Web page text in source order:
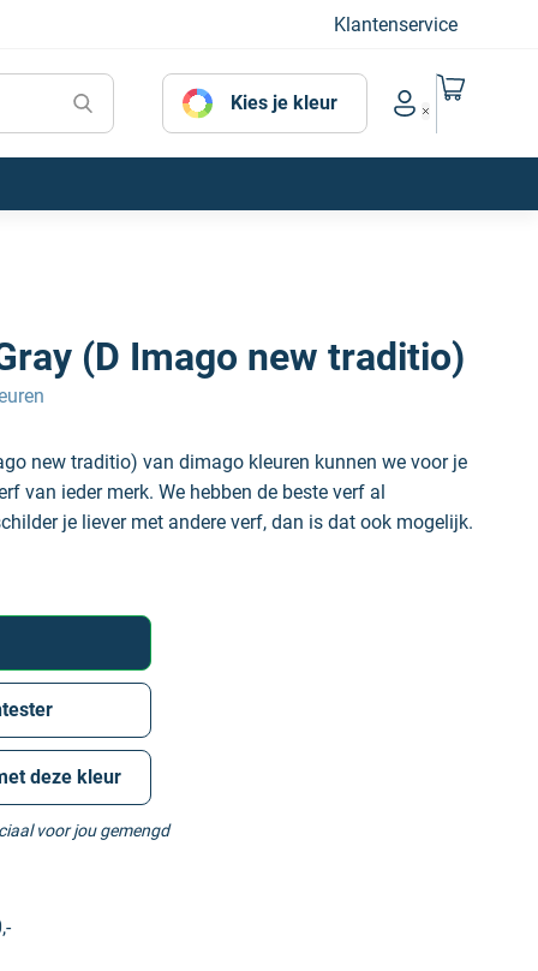
Klantenservice
Kies je kleur
Account menu
Naar mijn
(D Imago new traditio)
new traditio) van dimago kleuren kunnen we voor je
van ieder merk. We hebben de beste verf al
je liever met andere verf, dan is dat ook mogelijk.
deze kleur
voor jou gemengd